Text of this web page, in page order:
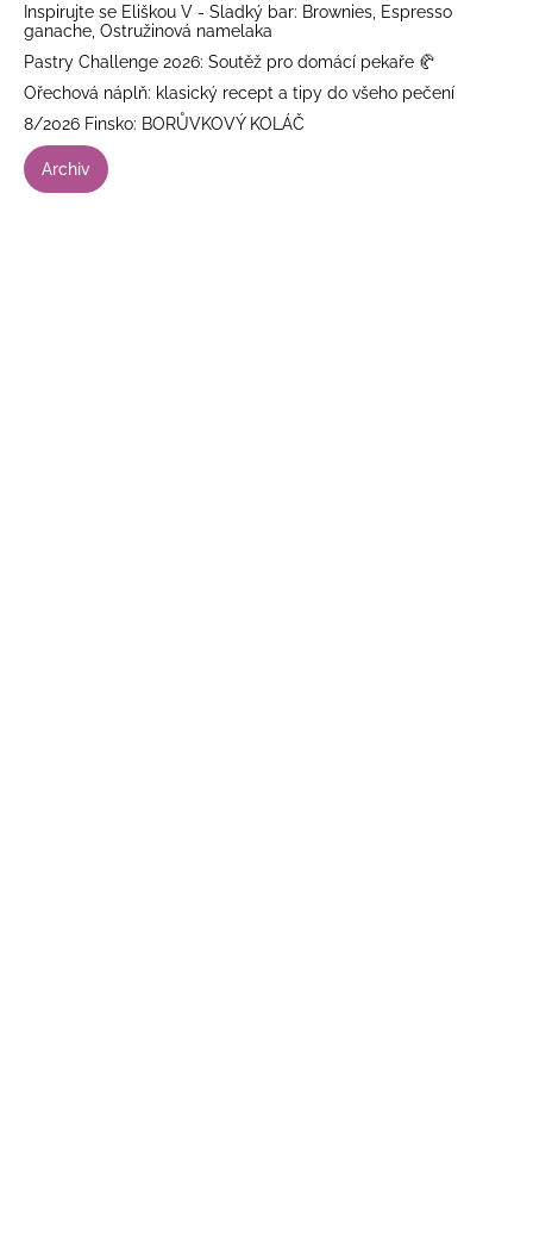
Inspirujte se Eliškou V - Sladký bar: Brownies, Espresso
ganache, Ostružinová namelaka
Pastry Challenge 2026: Soutěž pro domácí pekaře 🥐
Ořechová náplň: klasický recept a tipy do všeho pečení
8/2026 Finsko: BORŮVKOVÝ KOLÁČ
Archiv